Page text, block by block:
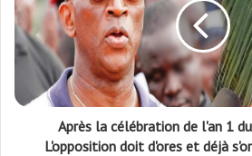
Après la célébration de l'an 1
L'opposition doit d'ores et déjà